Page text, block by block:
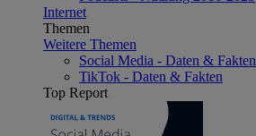
Internet
Themen
Weitere Themen
Social Media - Daten & Fakten
TikTok - Daten & Fakten
Top Report